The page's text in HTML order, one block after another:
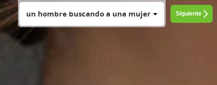
un hombre buscando a una mujer Siguiente